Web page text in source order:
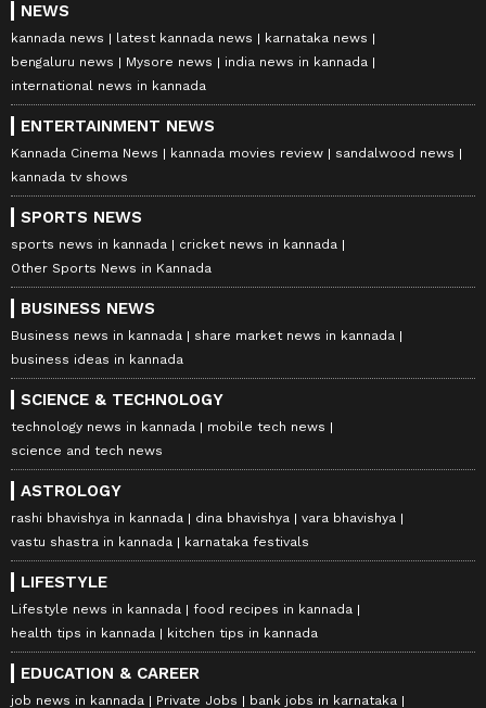
NEWS
kannada news latest kannada news
karnataka news
bengaluru news
Mysore news
india news in kannada
international news in kannada
ENTERTAINMENT NEWS
Kannada Cinema News kannada movies review
sandalwood news
kannada tv shows
SPORTS NEWS
sports news in kannada
cricket news in kannada
Other Sports News in Kannada
BUSINESS NEWS
Business news in kannada
share market news in kannada
business ideas in kannada
SCIENCE & TECHNOLOGY
technology news in kannada
mobile tech news
science and tech news
ASTROLOGY
rashi bhavishya in kannada dina bhavishya
vara bhavishya
vastu shastra in kannada
karnataka festivals
LIFESTYLE
Lifestyle news in kannada
food recipes in kannada
health tips in kannada
kitchen tips in kannada
EDUCATION & CAREER
job news in kannada Private Jobs bank jobs in karnataka